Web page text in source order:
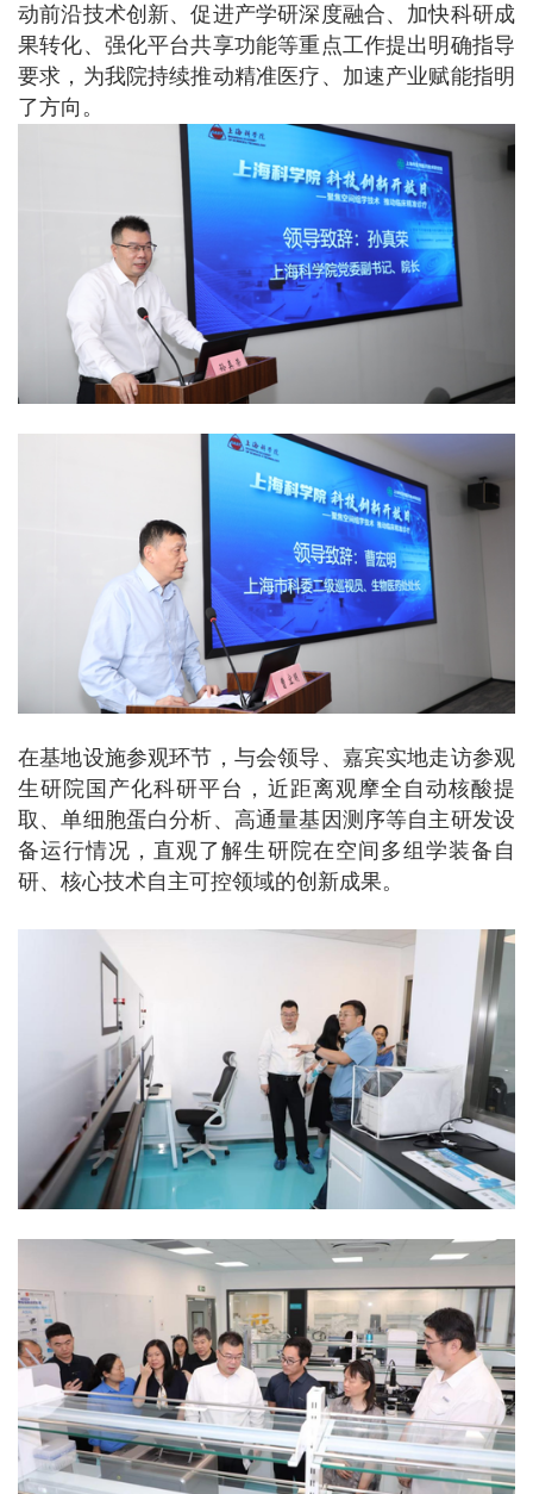
动前沿技术创新、促进产学研深度融合、加快科研成
果转化、强化平台共享功能等重点工作提出明确指导
要求，为我院持续推动精准医疗、加速产业赋能指明
了方向。
在基地设施参观环节，与会领导、嘉宾实地走访参观
生研院国产化科研平台，近距离观摩全自动核酸提
取、单细胞蛋白分析、高通量基因测序等自主研发设
备运行情况，直观了解生研院在空间多组学装备自
研、核心技术自主可控领域的创新成果。